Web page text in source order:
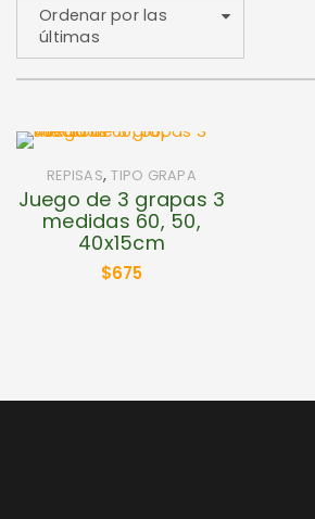
Ordenar por las
últimas
REPISAS,TIPO GRAPA
Juego de 3 grapas 3
medidas 60, 50,
40x15cm
$675